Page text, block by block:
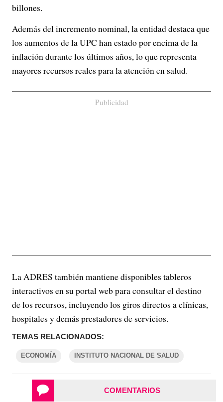
billones.
Además del incremento nominal, la entidad destaca que
los aumentos de la UPC han estado por encima de la
inflación durante los últimos años, lo que representa
mayores recursos reales para la atención en salud.
Publicidad
La ADRES también mantiene disponibles tableros
interactivos en su portal web para consultar el destino
de los recursos, incluyendo los giros directos a clínicas,
hospitales y demás prestadores de servicios.
TEMAS RELACIONADOS:
ECONOMÍA INSTITUTO NACIONAL DE SALUD
COMENTARIOS